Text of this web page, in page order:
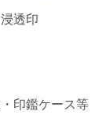
透印
印鑑ケース等